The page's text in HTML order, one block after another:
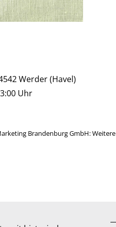
Werder (Havel)
Uhr
Brandenburg GmbH: Weitere